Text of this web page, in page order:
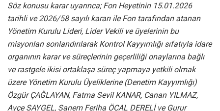
Söz konusu karar uyarınca; Fon Heyetinin 15.01.2026
tarihli ve 2026/58 sayılı kararı ile Fon tarafından atanan
Yönetim Kurulu Lideri, Lider Vekili ve üyelerinin bu
misyonları sonlandırılarak Kontrol Kayyımlığı sıfatıyla idare
organının karar ve süreçlerinin geçerliliği onaylarına bağlı
ve rastgele ikisi ortaklaşa süreç yapmaya yetkili olmak
üzere Yönetim Kurulu Üyeliklerine (Denetim Kayyımlığı)
Özgür ÇAĞLAYAN, Fatma Sevil KANAR, Canan YILMAZ,
Ayçe SAYGEL, Sanem Feriha ÖCAL DERELİ ve Gurur